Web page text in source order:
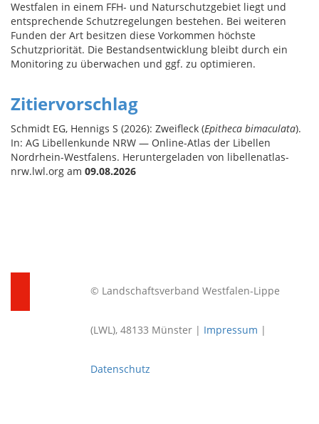
Westfalen in einem FFH- und Naturschutzgebiet liegt und
entsprechende Schutzregelungen bestehen. Bei weiteren
Funden der Art besitzen diese Vorkommen höchste
Schutzpriorität. Die Bestandsentwicklung bleibt durch ein
Monitoring zu überwachen und ggf. zu optimieren.
Zitiervorschlag
Schmidt EG, Hennigs S (2026): Zweifleck (Epitheca bimaculata).
In: AG Libellenkunde NRW — Online-Atlas der Libellen
Nordrhein-Westfalens. Heruntergeladen von libellenatlas-
nrw.lwl.org am 09.08.2026
© Landschaftsverband Westfalen-Lippe
(LWL), 48133 Münster | Impressum |
Datenschutz